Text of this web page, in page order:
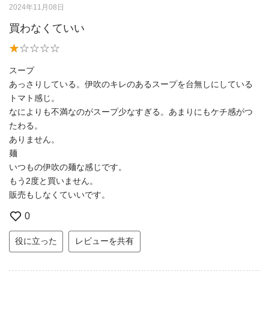
2024年11月08日
買わなくていい
スープ
あっさりしている。伊吹のキレのあるスープを台無しにしている
トマト感じ。
なによりも不満なのがスープ少なすぎる。あまりにもケチ感がつ
たわる。
ありません。
麺
いつもの伊吹の麺な感じです。
もう2度と買いません。
販売もしなくていいです。
0
役に立った レビューを共有